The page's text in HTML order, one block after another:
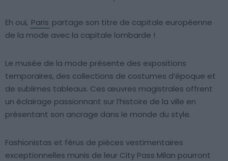
Eh oui, Paris partage son titre de capitale européenne
de la mode avec la capitale lombarde !
Le musée de la mode présente des expositions
temporaires, des collections de costumes d’époque et
de sublimes tableaux. Ces œuvres magistrales offrent
un éclairage passionnant sur l’histoire de la ville en
présentant son ancrage dans le monde du style.
Fashionistas et férus de pièces vestimentaires
exceptionnelles munis de leur City Pass Milan pourront